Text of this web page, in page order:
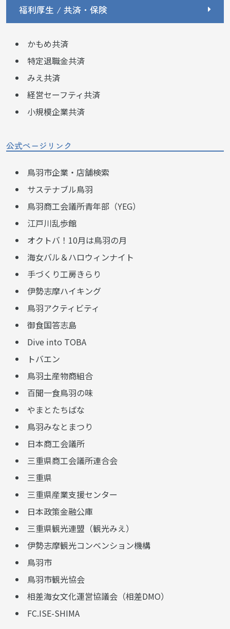
福利厚生 / 共済・保険
かもめ共済
特定退職金共済
みえ共済
経営セーフティ共済
小規模企業共済
公式ページリンク
鳥羽市企業・店舗検索
サステナブル鳥羽
鳥羽商工会議所青年部（YEG）
江戸川乱歩館
オクトバ！10月は鳥羽の月
海女バル＆ハロウィンナイト
手づくり工房きらり
伊勢志摩ハイキング
鳥羽アクティビティ
御食国答志島
Dive into TOBA
トバエン
鳥羽土産物商組合
百聞一食鳥羽の味
やまとたちばな
鳥羽みなとまつり
日本商工会議所
三重県商工会議所連合会
三重県
三重県産業支援センター
日本政策金融公庫
三重県観光連盟（観光みえ）
伊勢志摩観光コンベンション機構
鳥羽市
鳥羽市観光協会
相差海女文化運営協議会（相差DMO）
FC.ISE-SHIMA